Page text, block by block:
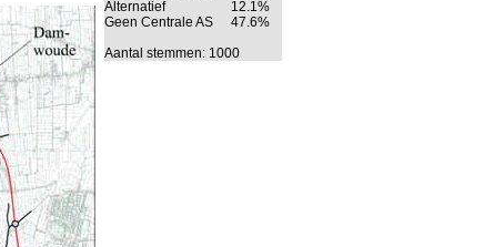
Alternatief
12.1%
Geen Centrale AS
47.6%
Aantal stemmen: 1000